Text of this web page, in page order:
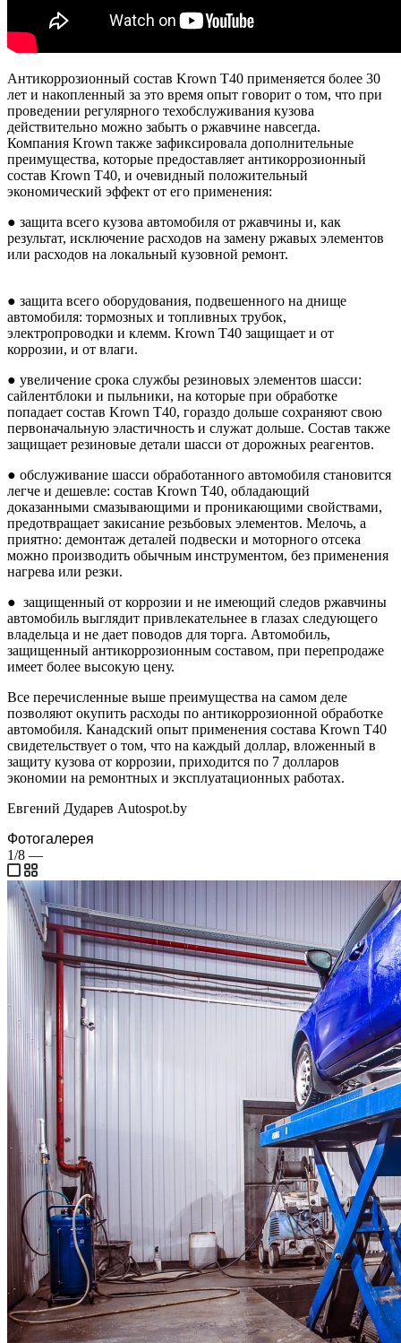
Антикоррозионный состав Krown T40 применяется более 30
лет и накопленный за это время опыт говорит о том, что при
проведении регулярного техобслуживания кузова
действительно можно забыть о ржавчине навсегда.
Компания Krown также зафиксировала дополнительные
преимущества, которые предоставляет антикоррозионный
состав Krown Т40, и очевидный положительный
экономический эффект от его применения:
● защита всего кузова автомобиля от ржавчины и, как
результат, исключение расходов на замену ржавых элементов
или расходов на локальный кузовной ремонт.
● защита всего оборудования, подвешенного на днище
автомобиля: тормозных и топливных трубок,
электропроводки и клемм. Krown T40 защищает и от
коррозии, и от влаги.
● увеличение срока службы резиновых элементов шасси:
сайлентблоки и пыльники, на которые при обработке
попадает состав Krown T40, гораздо дольше сохраняют свою
первоначальную эластичность и служат дольше. Состав также
защищает резиновые детали шасси от дорожных реагентов.
● обслуживание шасси обработанного автомобиля становится
легче и дешевле: состав Krown T40, обладающий
доказанными смазывающими и проникающими свойствами,
предотвращает закисание резьбовых элементов. Мелочь, а
приятно: демонтаж деталей подвески и моторного отсека
можно производить обычным инструментом, без применения
нагрева или резки.
● защищенный от коррозии и не имеющий следов ржавчины
автомобиль выглядит привлекательнее в глазах следующего
владельца и не дает поводов для торга. Автомобиль,
защищенный антикоррозионным составом, при перепродаже
имеет более высокую цену.
Все перечисленные выше преимущества на самом деле
позволяют окупить расходы по антикоррозионной обработке
автомобиля. Канадский опыт применения состава Krown T40
свидетельствует о том, что на каждый доллар, вложенный в
защиту кузова от коррозии, приходится по 7 долларов
экономии на ремонтных и эксплуатационных работах.
Евгений Дударев Autospot.by
Фотогалерея
1/8 —